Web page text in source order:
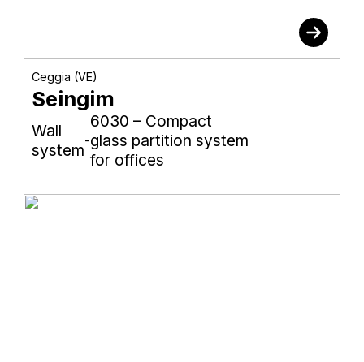
Ceggia (VE)
Seingim
Wall
system
-
6030 – Compact
glass partition system
for offices